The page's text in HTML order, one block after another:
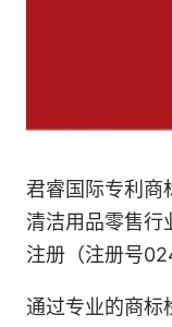
君睿国际专利商
清洁用品零售行
注册（注册号
通过专业的商标